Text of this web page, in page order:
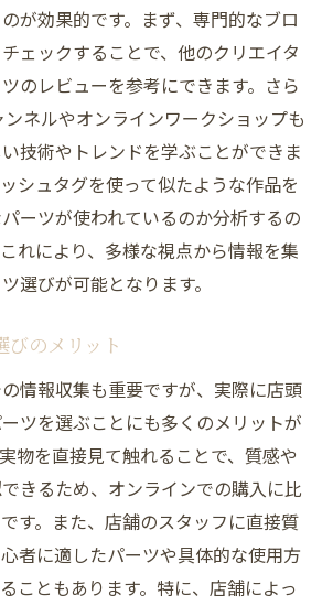
が効果的です。まず、専門的なブロ
ェックすることで、他のクリエイタ
のレビューを参考にできます。さら
ネルやオンラインワークショップも
技術やトレンドを学ぶことができま
シュタグを使って似たような作品を
ーツが使われているのか分析するの
れにより、多様な視点から情報を集
選びが可能となります。
びのメリット
情報収集も重要ですが、実際に店頭
ツを選ぶことにも多くのメリットが
物を直接見て触れることで、質感や
きるため、オンラインでの購入に比
す。また、店舗のスタッフに直接質
者に適したパーツや具体的な使用方
こともあります。特に、店舗によっ